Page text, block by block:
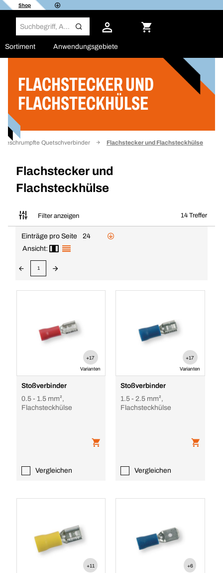
Shop
Sortiment Anwendungsgebiete
FLACHSTECKER UND
FLACHSTECKHÜLSE
Quetschverbinder Flachstecker und Flachsteckhülse
Flachstecker und
Flachsteckhülse
Filter anzeigen 14 Treffer
Filter
Einträge pro Seite
24
Ansicht:
1
+17
Varianten
Stoßverbinder
0.5 - 1.5 mm²,
Flachsteckhülse
Vergleichen
+17
Varianten
Stoßverbinder
1.5 - 2.5 mm²,
Flachsteckhülse
Vergleichen
+11 +6